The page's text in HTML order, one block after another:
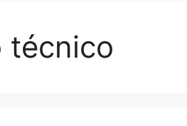
técnico